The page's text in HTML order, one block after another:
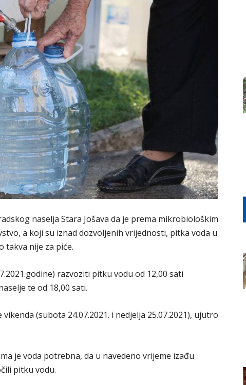
naselja Stara Jošava da je prema mikrobiološkim
a koji su iznad dozvoljenih vrijednosti, pitka voda u
takva nije za piće.
razvoziti pitku vodu od 12,00 sati
te od 18,00 sati.
(subota 24.07.2021. i nedjelja 25.07.2021), ujutro
je voda potrebna, da u navedeno vrijeme izađu
pitku vodu.